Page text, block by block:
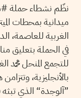
نظّم نشطاء حملة
ميدانية بمحطات
الغربية للعاصمة،
في الحملة بتعليق
للتجمع المنحل محمد
بالأنجليزية،
”آلوجدة“ الذي